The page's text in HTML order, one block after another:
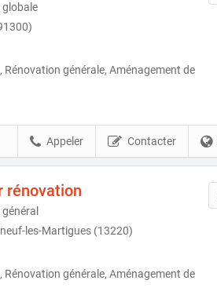
globale
Rénovation générale, Aménagement de
Contacter
Appeler
rénovation
les-Martigues (13220)
Rénovation générale, Aménagement de